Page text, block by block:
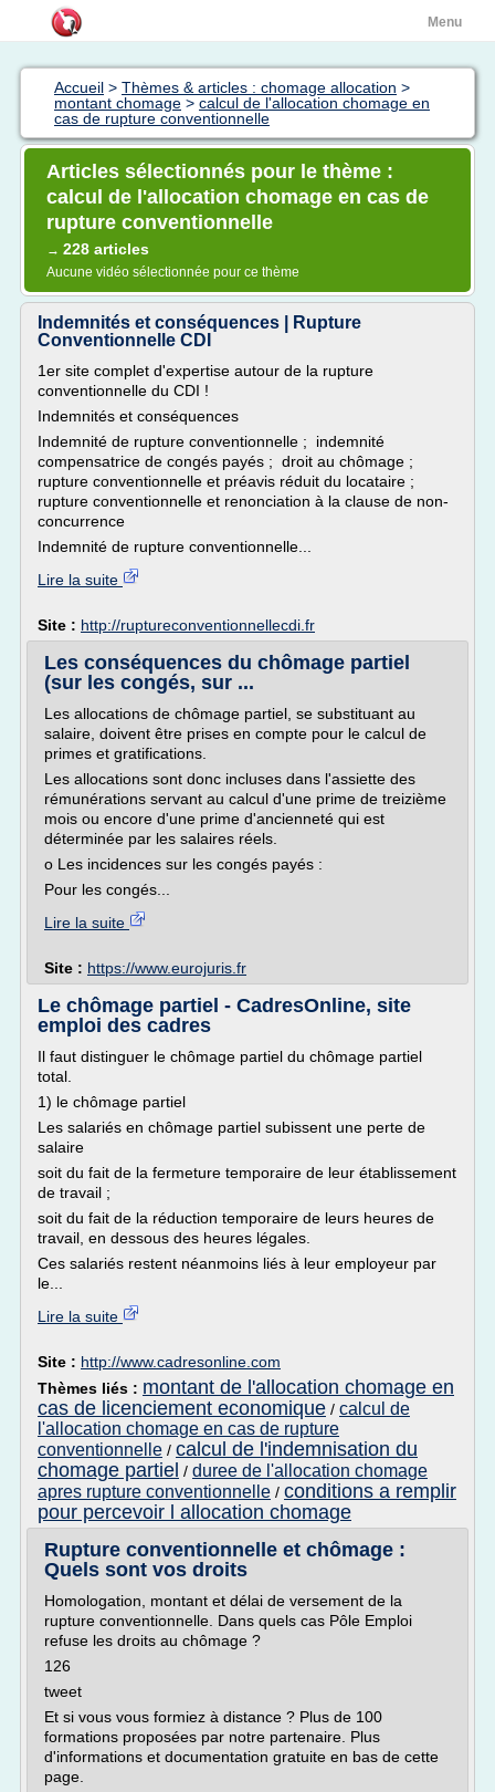
Menu
Accueil > Thèmes & articles : chomage allocation >
montant chomage > calcul de l'allocation chomage en
cas de rupture conventionnelle
Articles sélectionnés pour le thème :
calcul de l'allocation chomage en cas de
rupture conventionnelle
→ 228 articles
Aucune vidéo sélectionnée pour ce thème
Indemnités et conséquences | Rupture
Conventionnelle CDI
1er site complet d'expertise autour de la rupture
conventionnelle du CDI !
Indemnités et conséquences
Indemnité de rupture conventionnelle ; indemnité
compensatrice de congés payés ; droit au chômage ;
rupture conventionnelle et préavis réduit du locataire ;
rupture conventionnelle et renonciation à la clause de non-
concurrence
Indemnité de rupture conventionnelle...
Lire la suite
Site : http://ruptureconventionnellecdi.fr
Les conséquences du chômage partiel
(sur les congés, sur ...
Les allocations de chômage partiel, se substituant au
salaire, doivent être prises en compte pour le calcul de
primes et gratifications.
Les allocations sont donc incluses dans l'assiette des
rémunérations servant au calcul d'une prime de treizième
mois ou encore d'une prime d'ancienneté qui est
déterminée par les salaires réels.
o Les incidences sur les congés payés :
Pour les congés...
Lire la suite
Site : https://www.eurojuris.fr
Le chômage partiel - CadresOnline, site
emploi des cadres
Il faut distinguer le chômage partiel du chômage partiel
total.
1) le chômage partiel
Les salariés en chômage partiel subissent une perte de
salaire
soit du fait de la fermeture temporaire de leur établissement
de travail ;
soit du fait de la réduction temporaire de leurs heures de
travail, en dessous des heures légales.
Ces salariés restent néanmoins liés à leur employeur par
le...
Lire la suite
Site : http://www.cadresonline.com
Thèmes liés : montant de l'allocation chomage en
cas de licenciement economique / calcul de
l'allocation chomage en cas de rupture
conventionnelle / calcul de l'indemnisation du
chomage partiel / duree de l'allocation chomage
apres rupture conventionnelle / conditions a remplir
pour percevoir l allocation chomage
Rupture conventionnelle et chômage :
Quels sont vos droits
Homologation, montant et délai de versement de la
rupture conventionnelle. Dans quels cas Pôle Emploi
refuse les droits au chômage ?
126
tweet
Et si vous vous formiez à distance ? Plus de 100
formations proposées par notre partenaire. Plus
d'informations et documentation gratuite en bas de cette
page.